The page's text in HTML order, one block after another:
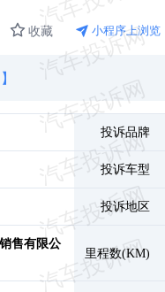
收藏 小程序上浏览
投诉品牌
投诉车型
投诉地区
售有限公
里程数(KM)